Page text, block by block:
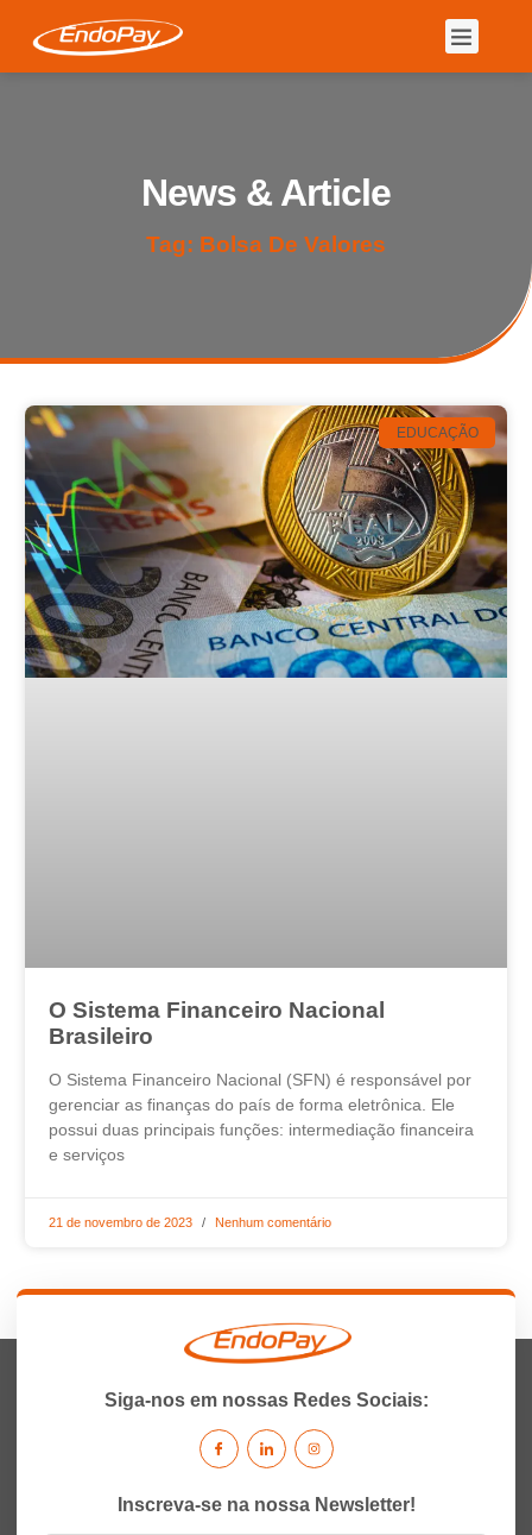
News & Article
Tag: Bolsa De Valores
EDUCAÇÃO
O Sistema Financeiro Nacional
Brasileiro
O Sistema Financeiro Nacional (SFN) é responsável por
gerenciar as finanças do país de forma eletrônica. Ele
possui duas principais funções: intermediação financeira
e serviços
21 de novembro de 2023 Nenhum comentário
Siga-nos em nossas Redes Sociais:
Inscreva-se na nossa Newsletter!